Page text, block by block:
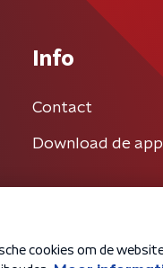
Info
Contact
Download de app